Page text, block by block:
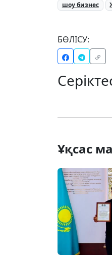
шоу бизнес
БӨЛІСУ:
Ұқсас